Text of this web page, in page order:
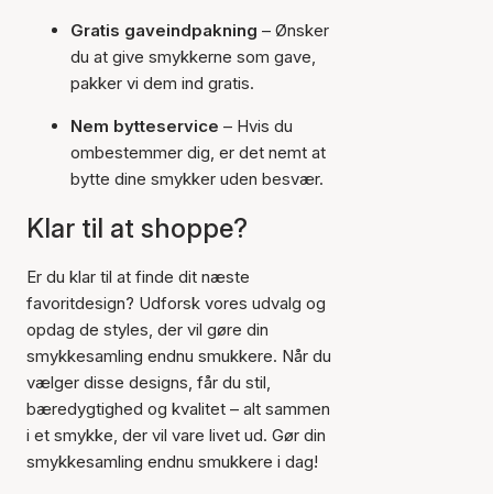
Gratis gaveindpakning – Ønsker
du at give smykkerne som gave,
pakker vi dem ind gratis.
Nem bytteservice – Hvis du
ombestemmer dig, er det nemt at
bytte dine smykker uden besvær.
Klar til at shoppe?
Er du klar til at finde dit næste
favoritdesign? Udforsk vores udvalg og
opdag de styles, der vil gøre din
smykkesamling endnu smukkere. Når du
vælger disse designs, får du stil,
bæredygtighed og kvalitet – alt sammen
i et smykke, der vil vare livet ud. Gør din
smykkesamling endnu smukkere i dag!